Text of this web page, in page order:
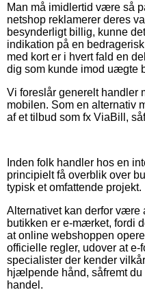
Man må imidlertid være så
netshop reklamerer deres
besynderligt billig, kunne
indikation på en
med kort er i hvert fald en
dig som kunde imod uægte
Vi foreslår generelt handler
mobilen. Som en alternativ
af et tilbud som fx ViaBill,
Inden folk handler hos en
principielt få overblik over
typisk et omfattende projekt.
Alternativet kan derfor
butikken er e-mærket, fordi
at online webshoppen
officielle regler, udover at e-
specialister der kender
hjælpende hånd, såfremt
handel.